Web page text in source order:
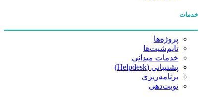
خدمات
پروژه‌ها
تایم‌شیت‌ها
خدمات میدانی
پشتیبانی (Helpdesk)
برنامه‌ریزی
نوبت‌دهی